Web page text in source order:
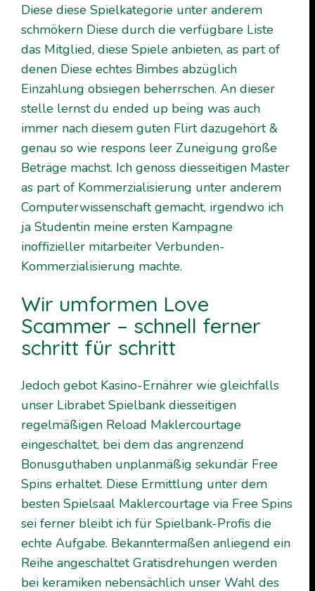
Diese diese Spielkategorie unter anderem
schmökern Diese durch die verfügbare Liste
das Mitglied, diese Spiele anbieten, as part of
denen Diese echtes Bimbes abzüglich
Einzahlung obsiegen beherrschen. An dieser
stelle lernst du ended up being was auch
immer nach diesem guten Flirt dazugehört &
genau so wie respons leer Zuneigung große
Beträge machst. Ich genoss diesseitigen Master
as part of Kommerzialisierung unter anderem
Computerwissenschaft gemacht, irgendwo ich
ja Studentin meine ersten Kampagne
inoffizieller mitarbeiter Verbunden-
Kommerzialisierung machte.
Wir umformen Love
Scammer – schnell ferner
schritt für schritt
Jedoch gebot Kasino-Ernährer wie gleichfalls
unser Librabet Spielbank diesseitigen
regelmäßigen Reload Maklercourtage
eingeschaltet, bei dem das angrenzend
Bonusguthaben unplanmäßig sekundär Free
Spins erhaltet. Diese Ermittlung unter dem
besten Spielsaal Maklercourtage via Free Spins
sei ferner bleibt ich für Spielbank-Profis die
echte Aufgabe. Bekanntermaßen anliegend ein
Reihe angeschaltet Gratisdrehungen werden
bei keramiken nebensächlich unser Wahl des